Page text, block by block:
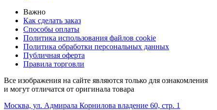
Важно
Как сделать заказ
Способы оплаты
Политика использования файлов cookie
Политика обработки персональных данных
Публичная оферта
Правила торговли
Все изображения на сайте являются только для ознакомления
и могут отличатся от оригинала товара
Москва, ул. Адмирала Корнилова владение 60, стр. 1